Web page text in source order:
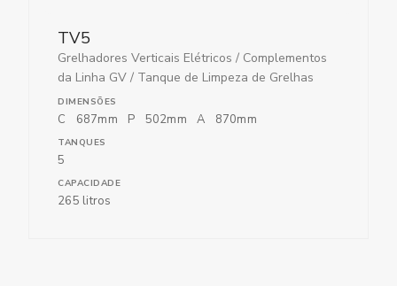
TV5
Grelhadores Verticais Elétricos / Complementos
da Linha GV / Tanque de Limpeza de Grelhas
DIMENSÕES
C 687mm P 502mm A 870mm
TANQUES
5
CAPACIDADE
265 litros